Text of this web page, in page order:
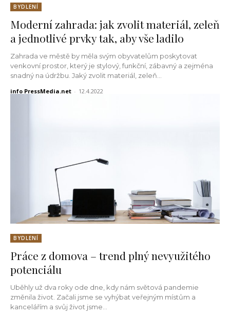
BYDLENÍ
Moderní zahrada: jak zvolit materiál, zeleň
a jednotlivé prvky tak, aby vše ladilo
Zahrada ve městě by měla svým obyvatelům poskytovat
venkovní prostor, který je stylový, funkční, zábavný a zejména
snadný na údržbu. Jaký zvolit materiál, zeleň...
info PressMedia.net - 12.4.2022
BYDLENÍ
Práce z domova – trend plný nevyužitého
potenciálu
Uběhly už dva roky ode dne, kdy nám světová pandemie
změnila život. Začali jsme se vyhýbat veřejným místům a
kancelářím a svůj život jsme...